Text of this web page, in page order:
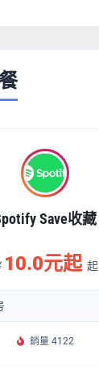
Save收藏
10.0元起 起
銷量 4122